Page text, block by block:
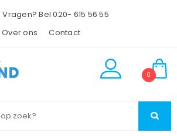
Vragen? Bel 020- 615 56 55
Over ons
Contact
0